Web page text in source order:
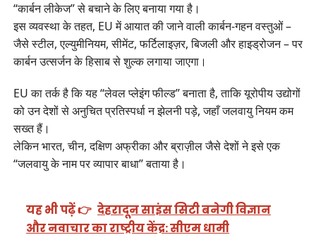
“कार्बन लीकेज” से बचाने के लिए बनाया गया है।
इस व्यवस्था के तहत, EU में आयात की जाने वाली कार्बन-गहन वस्तुओं –
जैसे स्टील, एल्युमीनियम, सीमेंट, फर्टिलाइज़र, बिजली और हाइड्रोजन – पर
कार्बन उत्सर्जन के हिसाब से शुल्क लगाया जाएगा।
EU का तर्क है कि यह “लेवल प्लेइंग फील्ड” बनाता है, ताकि यूरोपीय उद्योगों
को उन देशों से अनुचित प्रतिस्पर्धा न झेलनी पड़े, जहाँ जलवायु नियम कम
सख्त हैं।
लेकिन भारत, चीन, दक्षिण अफ्रीका और ब्राज़ील जैसे देशों ने इसे एक
“जलवायु के नाम पर व्यापार बाधा” बताया है।
यह भी पढ़ें 👉 देहरादून साइंस सिटी बनेगी विज्ञान
और नवाचार का राष्ट्रीय केंद्र: सीएम धामी